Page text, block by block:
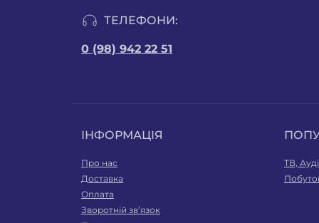
ТЕЛЕФОНИ:
0 (98) 942 22 51
ІНФОРМАЦІЯ
Про нас
Доставка
Оплата
Зворотній зв’язок
ТВ,